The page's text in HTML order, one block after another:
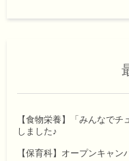
【食物栄養】「みんなで
しました♪
【保育科】オープンキャ